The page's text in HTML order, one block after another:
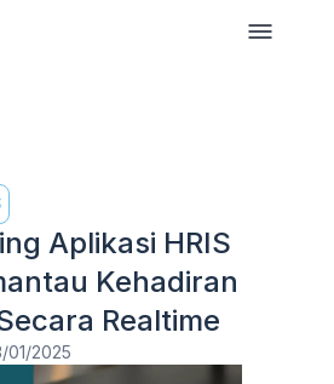
Aplikasi HRIS
Kehadiran
Realtime
01/2025